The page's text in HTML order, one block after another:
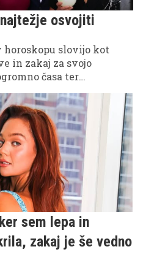
osvojiti
slovijo kot
in zakaj za svojo
časa ter
sem lepa in
zakaj je še vedno